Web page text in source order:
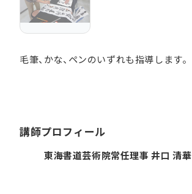
毛筆、かな、ペンのいずれも指導します。
講師プロフィール
東海書道芸術院常任理事 井口 清華